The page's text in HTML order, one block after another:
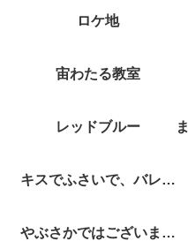
ロケ地
宙わたる教室
レッドブルー
キスでふさいで、バレないで。
やぶさかではございません